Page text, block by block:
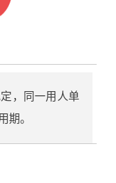
，同一用人单
期。